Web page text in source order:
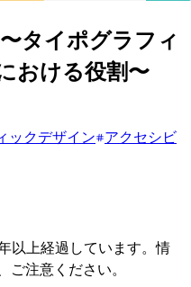
タイポグラフィ
おける役割〜
ックデザイン アクセシビ
以上経過しています。情
注意ください。